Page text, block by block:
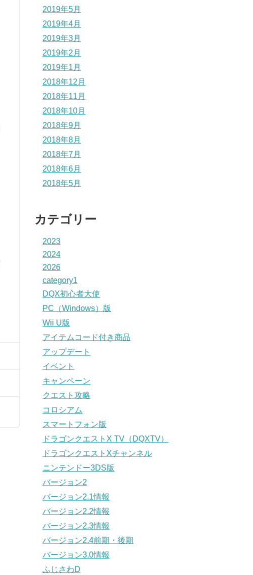
2019年5月
2019年4月
2019年3月
2019年2月
2019年1月
2018年12月
2018年11月
2018年10月
2018年9月
2018年8月
2018年7月
2018年6月
2018年5月
カテゴリー
2023
2024
2026
category1
DQX初心者大使
PC（Windows）版
Wii U版
アイテムコード付き商品
アップデート
イベント
キャンペーン
クエスト攻略
コロシアム
スマートフォン版
ドラゴンクエストX TV（DQXTV）
ドラゴンクエストXチャンネル
ニンテンドー3DS版
バージョン2
バージョン2.1情報
バージョン2.2情報
バージョン2.3情報
バージョン2.4前期・後期
バージョン3.0情報
ふじさわD